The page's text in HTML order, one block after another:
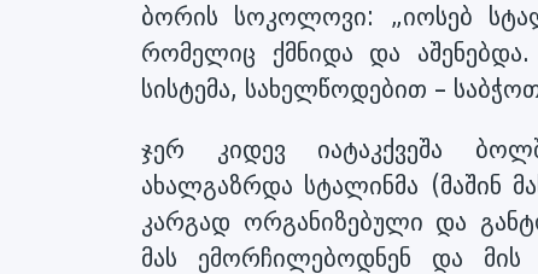
ბორის სოკოლოვი: „იოსებ
რომელიც ქმნიდა და
სისტემა, სახელწოდებით –
ჯერ კიდევ იატაკქვეშა
ახალგაზრდა სტალინმა (მაშინ
კარგად ორგანიზებული და
მას ემორჩილებოდნენ და მის